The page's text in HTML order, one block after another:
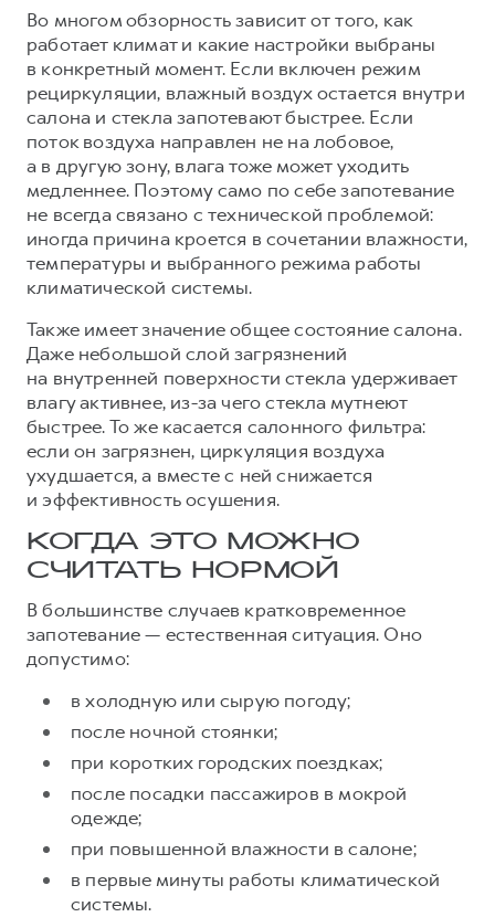
от 3 449 000 ₽
Корпоративным клиентам
Крупным корпоративным клиентам
Система управления автопарком
Сервис для корпоративных клиентов
HAVAL Лизинг
АКСЕССУАРЫ HAVAL
Автомобильные аксессуары
Коллекция CITY
Коллекция Базовая
Коллекция Детская
Программа «HAVAL Защита+»
Руководства по эксплуатации
Подписки
АКСЕССУАРЫ HAVAL
Автомобильные аксессуары
Коллекция CITY
Коллекция Базовая
Коллекция Детская
Во многом обзорность зависит от того, как
работает климат и какие настройки выбраны
в конкретный момент. Если включен режим
рециркуляции, влажный воздух остается внутри
салона и стекла запотевают быстрее. Если
поток воздуха направлен не на лобовое,
а в другую зону, влага тоже может уходить
медленнее. Поэтому само по себе запотевание
не всегда связано с технической проблемой:
иногда причина кроется в сочетании влажности,
температуры и выбранного режима работы
климатической системы.
Также имеет значение общее состояние салона.
Даже небольшой слой загрязнений
на внутренней поверхности стекла удерживает
влагу активнее, из-за чего стекла мутнеют
быстрее. То же касается салонного фильтра:
если он загрязнен, циркуляция воздуха
ухудшается, а вместе с ней снижается
и эффективность осушения.
КОГДА ЭТО МОЖНО
СЧИТАТЬ НОРМОЙ
В большинстве случаев кратковременное
запотевание — естественная ситуация. Оно
допустимо:
в холодную или сырую погоду;
после ночной стоянки;
при коротких городских поездках;
после посадки пассажиров в мокрой
одежде;
при повышенной влажности в салоне;
в первые минуты работы климатической
системы.